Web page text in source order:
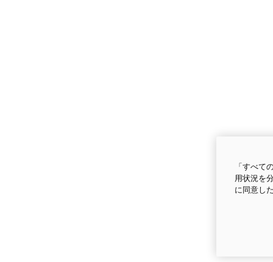
「すべて
用状況を
に同意し